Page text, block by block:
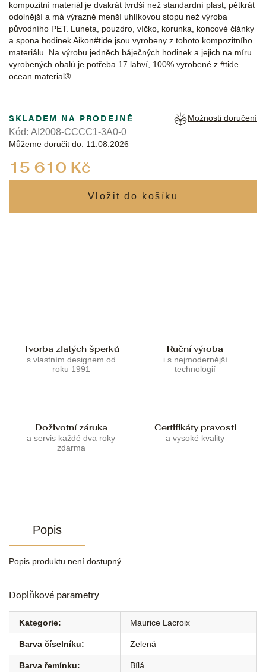
kompozitní materiál je dvakrát tvrdší než standardní plast, pětkrát
odolnější a má výrazně menší uhlíkovou stopu než výroba
původního PET. Luneta, pouzdro, víčko, korunka, koncové články
a spona hodinek Aikon#tide jsou vyrobeny z tohoto kompozitního
materiálu. Na výrobu jedněch báječných hodinek a jejich na míru
vyrobených obalů je potřeba 17 lahví, 100% vyrobené z #tide
ocean material®.
15 610 Kč
SKLADEM NA PRODEJNĚ
Můžeme doručit do: 11.08.2026
Možnosti doručení
Kód: AI2008-CCCC1-3A0-0
Tvorba zlatých šperků
s vlastním designem od
roku 1991
Ruční výroba
i s nejmodernější
technologií
Doživotní záruka
a servis každé dva roky
zdarma
Certifikáty pravosti
a vysoké kvality
Popis
Popis produktu není dostupný
Doplňkové parametry
Kategorie: Maurice Lacroix
Barva číselníku: Zelená
Barva řemínku: Bílá